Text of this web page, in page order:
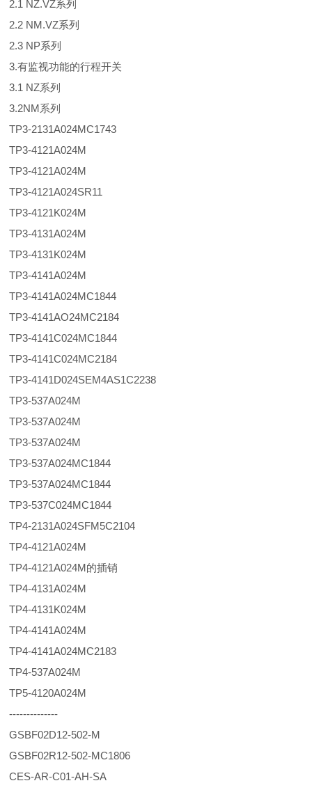
2.1 NZ.VZ系列
2.2 NM.VZ系列
2.3 NP系列
3.有监视功能的行程开关
3.1 NZ系列
3.2NM系列
TP3-2131A024MC1743
TP3-4121A024M
TP3-4121A024M
TP3-4121A024SR11
TP3-4121K024M
TP3-4131A024M
TP3-4131K024M
TP3-4141A024M
TP3-4141A024MC1844
TP3-4141AO24MC2184
TP3-4141C024MC1844
TP3-4141C024MC2184
TP3-4141D024SEM4AS1C2238
TP3-537A024M
TP3-537A024M
TP3-537A024M
TP3-537A024MC1844
TP3-537A024MC1844
TP3-537C024MC1844
TP4-2131A024SFM5C2104
TP4-4121A024M
TP4-4121A024M的插销
TP4-4131A024M
TP4-4131K024M
TP4-4141A024M
TP4-4141A024MC2183
TP4-537A024M
TP5-4120A024M
--------------
GSBF02D12-502-M
GSBF02R12-502-MC1806
CES-AR-C01-AH-SA